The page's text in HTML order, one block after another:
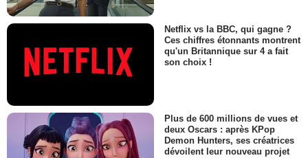
Netflix vs la BBC, qui gagne ?
Ces chiffres étonnants montrent
qu'un Britannique sur 4 a fait
son choix !
Plus de 600 millions de vues et
deux Oscars : après KPop
Demon Hunters, ses créatrices
dévoilent leur nouveau projet